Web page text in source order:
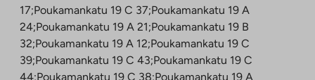
17;Poukamankatu 19 C 37;Poukamankatu 19 A
24;Poukamankatu 19 A 21;Poukamankatu 19 B
32;Poukamankatu 19 A 12;Poukamankatu 19 C
39;Poukamankatu 19 C 43;Poukamankatu 19 C
44;Poukamankatu 19 C 38;Poukamankatu 19 A